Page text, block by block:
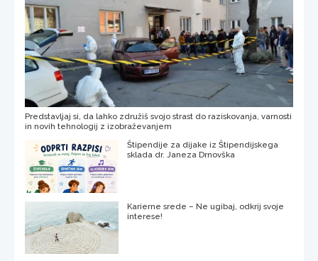
Predstavljaj si, da lahko združiš svojo strast do raziskovanja, varnosti
in novih tehnologij z izobraževanjem
Štipendije za dijake iz Štipendijskega
sklada dr. Janeza Drnovška
Karierne srede – Ne ugibaj, odkrij svoje
interese!